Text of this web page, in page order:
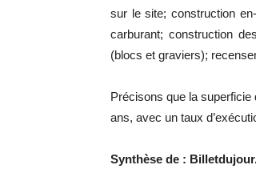
sur le site; construction
carburant; construction
(blocs et graviers);
Précisons que la superficie
ans, avec un taux
Synthèse de :